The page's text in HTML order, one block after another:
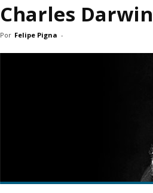
Charles Darwin
Por Felipe Pigna -